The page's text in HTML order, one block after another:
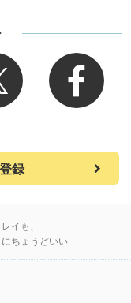
録
イも、
ちょうどいい